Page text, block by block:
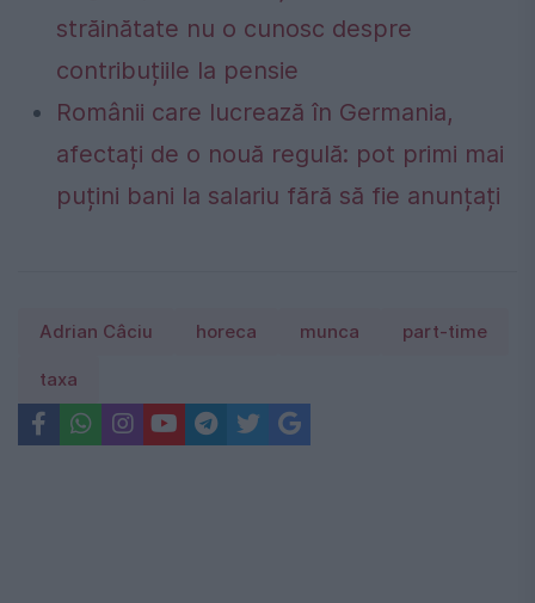
străinătate nu o cunosc despre
contribuțiile la pensie
Românii care lucrează în Germania,
afectați de o nouă regulă: pot primi mai
puțini bani la salariu fără să fie anunțați
Adrian Câciu horeca munca part-time
taxa